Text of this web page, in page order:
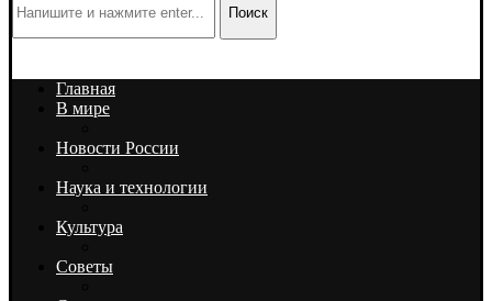
Поиск
Главная
В мире
Новости России
Наука и технологии
Культура
Советы